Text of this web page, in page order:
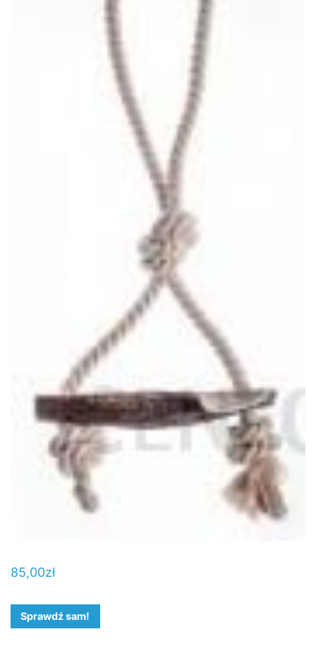
85,00zł
Sprawdź sam!